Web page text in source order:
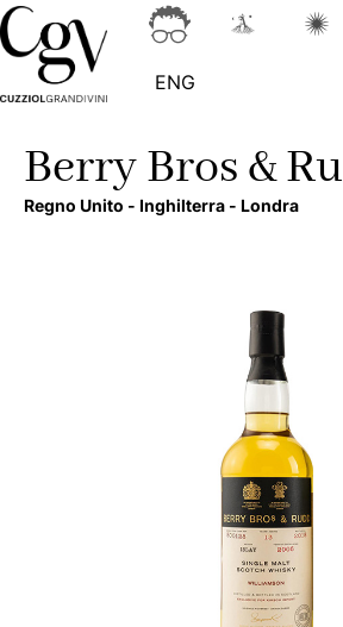
ENG
Berry Bros &
Regno Unito - Inghilterra - Londra